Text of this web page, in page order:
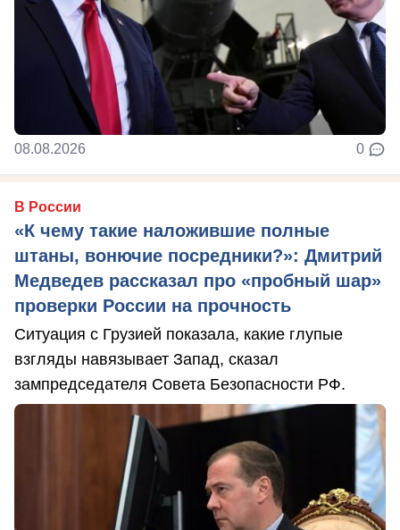
08.08.2026 0
В России
«К чему такие наложившие полные
штаны, вонючие посредники?»: Дмитрий
Медведев рассказал про «пробный шар»
проверки России на прочность
Ситуация с Грузией показала, какие глупые
взгляды навязывает Запад, сказал
зампредседателя Совета Безопасности РФ.